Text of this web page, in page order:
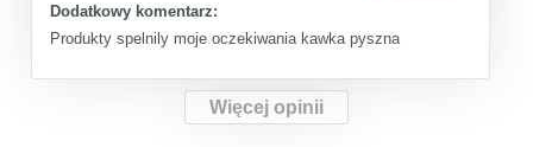
Dodatkowy komentarz:
Produkty spelnily moje oczekiwania kawka pyszna
Więcej opinii